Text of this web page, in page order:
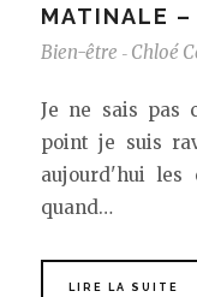
MATINALE –
Bien-être - Chloé
Je ne sais pas
point je suis
aujourd'hui les
quand…
LIRE LA SUITE